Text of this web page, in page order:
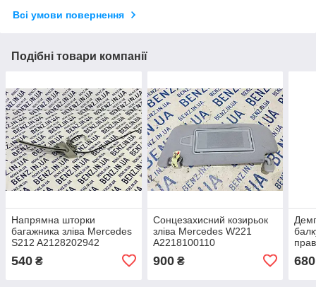
Всі умови повернення
Подібні товари компанії
Напрямна шторки
багажника зліва Mercedes
S212 A2128202942
540 ₴
Сонцезахисний козирьок
зліва Mercedes W221
A2218100110
900₴ 680